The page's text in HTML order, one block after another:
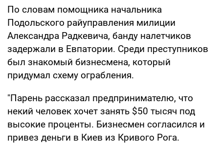
По словам помощника начальника
Подольского райуправления милиции
Александра Радкевича, банду налетчиков
задержали в Евпатории. Среди преступников
был знакомый бизнесмена, который
придумал схему ограбления.
"Парень рассказал предпринимателю, что
некий человек хочет занять $50 тысяч под
высокие проценты. Бизнесмен согласился и
привез деньги в Киев из Кривого Рога.